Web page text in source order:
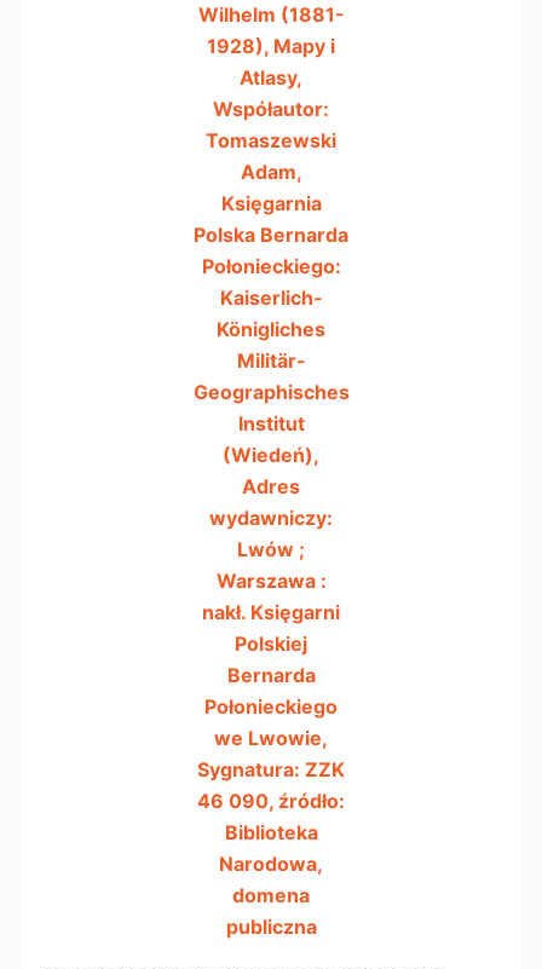
Wilhelm (1881-
1928), Mapy i
Atlasy,
Współautor:
Tomaszewski
Adam,
Księgarnia
Polska Bernarda
Połonieckiego:
Kaiserlich-
Königliches
Militär-
Geographisches
Institut
(Wiedeń),
Adres
wydawniczy:
Lwów ;
Warszawa :
nakł. Księgarni
Polskiej
Bernarda
Połonieckiego
we Lwowie,
Sygnatura: ZZK
46 090, źródło:
Biblioteka
Narodowa,
domena
publiczna